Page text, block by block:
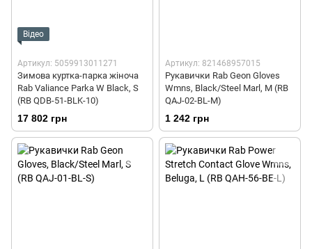
Відео
Артикул: 5059913011271
Зимова куртка-парка жіноча
Rab Valiance Parka W Black, S
(RB QDB-51-BLK-10)
17 802 грн
Артикул: 821468957015
Рукавички Rab Geon Gloves
Wmns, Black/Steel Marl, M (RB
QAJ-02-BL-M)
1 242 грн